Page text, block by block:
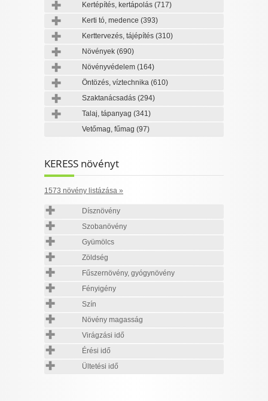
Kertépítés, kertápolás (717)
Kerti tó, medence (393)
Kerttervezés, tájépítés (310)
Növények (690)
Növényvédelem (164)
Öntözés, víztechnika (610)
Szaktanácsadás (294)
Talaj, tápanyag (341)
Vetőmag, fűmag (97)
KERESS növényt
1573 növény listázása »
Dísznövény
Szobanövény
Gyümölcs
Zöldség
Fűszernövény, gyógynövény
Fényigény
Szín
Növény magasság
Virágzási idő
Érési idő
Ültetési idő